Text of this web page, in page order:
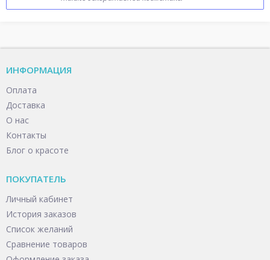
ИНФОРМАЦИЯ
Оплата
Доставка
О нас
Контакты
Блог о красоте
ПОКУПАТЕЛЬ
Личный кабинет
История заказов
Список желаний
Сравнение товаров